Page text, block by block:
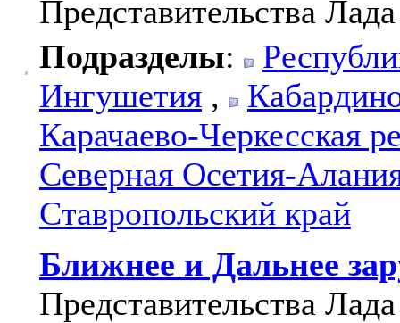
Представительства
Подразделы:
Ингушетия ,
Карачаево-Черкесская
Северная Осетия-
Ставропольский край
Ближнее и Дальнее
Представительства